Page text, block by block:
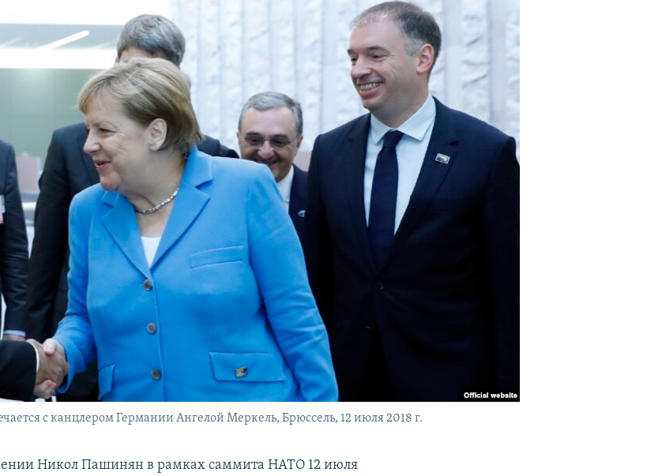
с канцлером Германии Ангелой Меркель, Брюссель, 12 июля 2018 г.
Никол Пашинян в рамках саммита НАТО 12 июля